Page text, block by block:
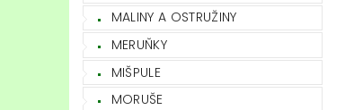
MALINY A OSTRUŽINY
MERUŇKY
MIŠPULE
MORUŠE